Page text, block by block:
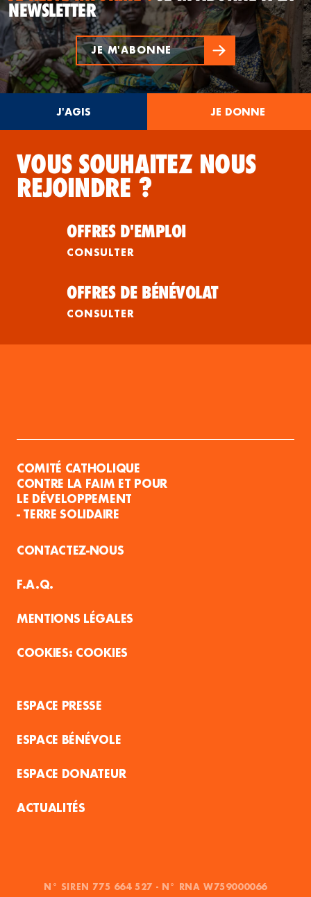
NEWSLETTER
JE M'ABONNE
J'AGIS JE DONNE
VOUS SOUHAITEZ NOUS
REJOINDRE ?
OFFRES D'EMPLOI
CONSULTER
OFFRES DE BÉNÉVOLAT
CONSULTER
COMITÉ CATHOLIQUE
CONTRE LA FAIM ET POUR
LE DÉVELOPPEMENT
- TERRE SOLIDAIRE
CONTACTEZ-NOUS
F.A.Q.
MENTIONS LÉGALES
COOKIES
ESPACE PRESSE
ESPACE BÉNÉVOLE
ESPACE DONATEUR
ACTUALITÉS
N° SIREN 775 664 527 - N° RNA W759000066